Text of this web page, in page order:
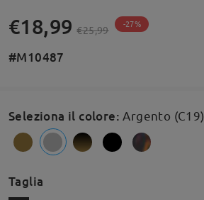
€18,99 €25,99 -27%
#M10487
Seleziona il colore:Argento (C19)
Taglia